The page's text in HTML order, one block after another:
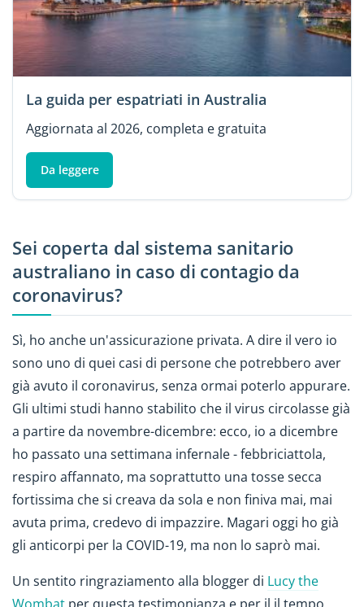
La guida per espatriati in Australia
Aggiornata al 2026, completa e gratuita
Da leggere
Sei coperta dal sistema sanitario
australiano in caso di contagio da
coronavirus?
Sì, ho anche un'assicurazione privata. A dire il vero io
sono uno di quei casi di persone che potrebbero aver
già avuto il coronavirus, senza ormai poterlo appurare.
Gli ultimi studi hanno stabilito che il virus circolasse già
a partire da novembre-dicembre: ecco, io a dicembre
ho passato una settimana infernale - febbriciattola,
respiro affannato, ma soprattutto una tosse secca
fortissima che si creava da sola e non finiva mai, mai
avuta prima, credevo di impazzire. Magari oggi ho già
gli anticorpi per la COVID-19, ma non lo saprò mai.
Un sentito ringraziamento alla blogger di Lucy the